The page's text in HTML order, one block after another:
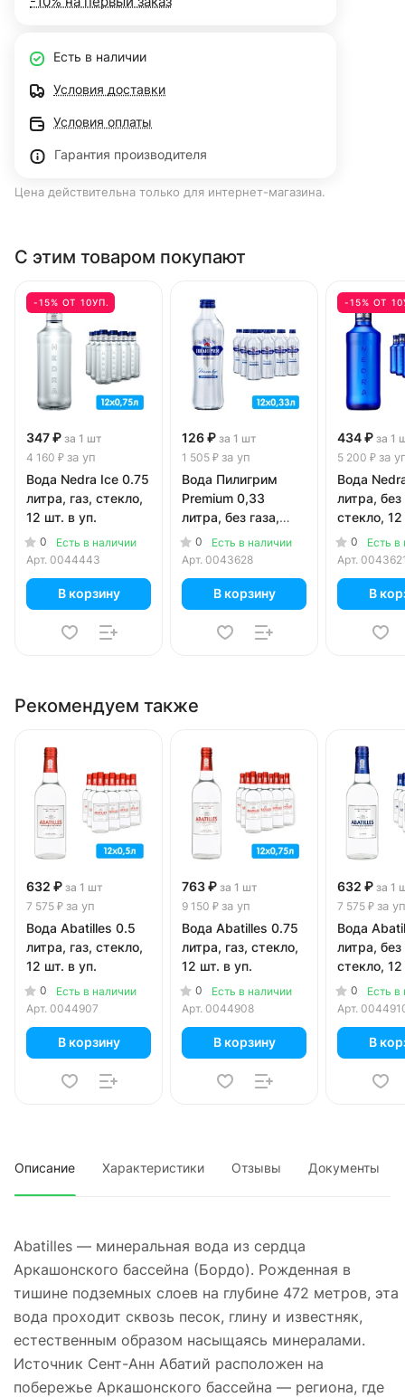
Есть в наличии
Условия доставки
Условия оплаты
Гарантия производителя
Цена действительна только для интернет-магазина.
С этим товаром покупают
-15% ОТ 10УП.
347 ₽ за 1 шт
4 160 ₽ за уп
Вода Nedra Ice 0.75
литра, газ, стекло,
12 шт. в уп.
0
Есть в наличии
Арт. 0044443
В корзину
126 ₽ за 1 шт
1 505 ₽ за уп
Вода Пилигрим
Premium 0,33
литра, без газа,
стекло, 12 шт. в уп.
0
Есть в наличии
Арт. 0043628
В корзину
-15% ОТ
434 ₽ за 1
5 200 ₽ за
Вода
литра, без
стекло,
0
Есть в
Арт.
В
Рекомендуем также
632 ₽ за 1 шт
7 575 ₽ за уп
Вода Abatilles 0.5
литра, газ, стекло,
12 шт. в уп.
0
Есть в наличии
Арт. 0044907
В корзину
763 ₽ за 1 шт
9 150 ₽ за уп
Вода Abatilles 0.75
литра, газ, стекло,
12 шт. в уп.
0
Есть в наличии
Арт. 0044908
В корзину
632 ₽ за 1
7 575 ₽ за уп
Вода
литра, без
стекло,
0
Есть в
Арт.
В
Описание Характеристики Отзывы Документы
Abatilles — минеральная вода из сердца
Аркашонского бассейна (Бордо). Рожденная в
тишине подземных слоев на глубине 472 метров, эта
вода проходит сквозь песок, глину и известняк,
естественным образом насыщаясь минералами.
Источник Сент-Анн Абатий расположен на
побережье Аркашонского бассейна — региона, где